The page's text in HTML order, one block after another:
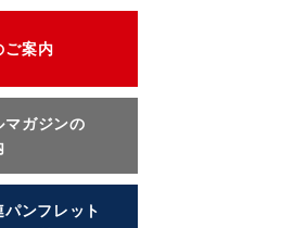
ご案内
マガジンの
パンフレット